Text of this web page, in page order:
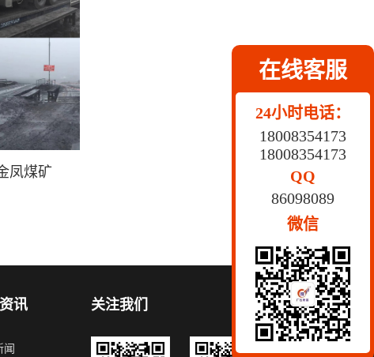
在线客服
24小时电话：
18008354173
18008354173
QQ
86098089
微信
凤煤矿
讯
闻
关注我们